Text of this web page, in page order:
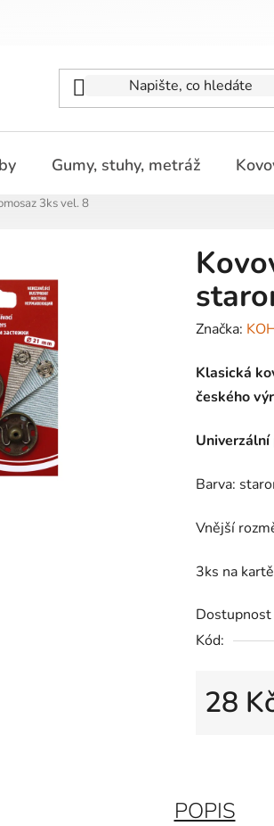
Gumy, stuhy, metráž
3ks vel. 8
Značka:
Klasická
českého
Barva:
Vnější
3ks na kartě
Dostupnost
Kód:
28
Měrná
POPIS